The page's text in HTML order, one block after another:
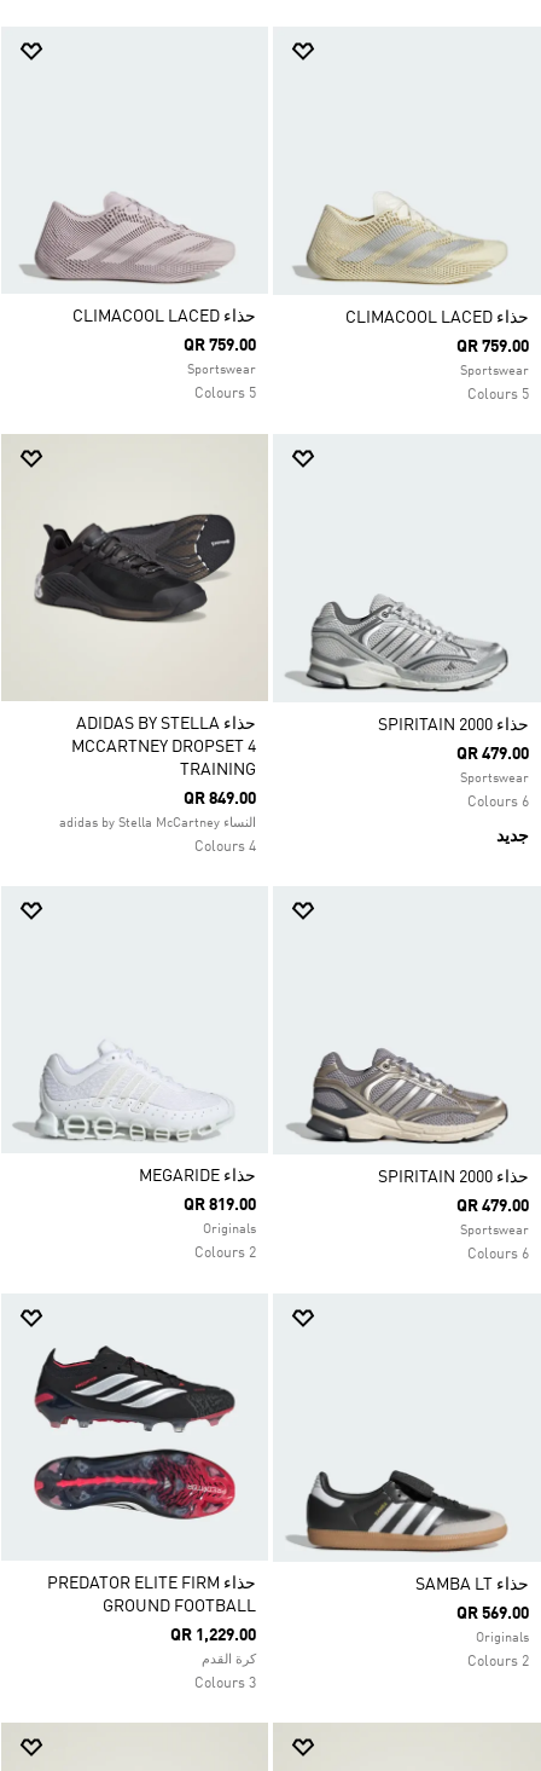
حذاء CLIMACOOL LACED
QR 759.00
Sportswear
5 Colours
حذاء CLIMACOOL LACED
QR 759.00
Sportswear
5 Colours
حذاء SPIRITAIN 2000
QR 479.00
Sportswear
6 Colours
جديد
حذاء ADIDAS BY STELLA
MCCARTNEY DROPSET 4
TRAINING
QR 849.00
النساء adidas by Stella McCartney
4 Colours
حذاء SPIRITAIN 2000
QR 479.00
Sportswear
6 Colours
حذاء MEGARIDE
QR 819.00
Originals
2 Colours
حذاء SAMBA LT
QR 569.00
Originals
2 Colours
حذاء PREDATOR ELITE FIRM
GROUND FOOTBALL
QR 1,229.00
كرة القدم
3 Colours